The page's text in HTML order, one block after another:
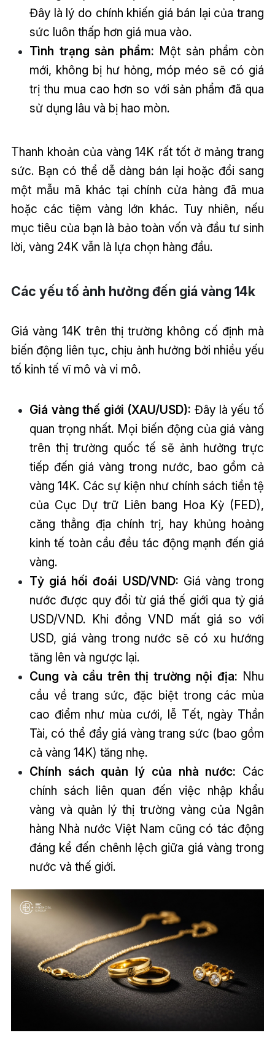
Đây là lý do chính khiến giá bán lại của trang
sức luôn thấp hơn giá mua vào.
Tình trạng sản phẩm: Một sản phẩm còn
mới, không bị hư hỏng, móp méo sẽ có giá
trị thu mua cao hơn so với sản phẩm đã qua
sử dụng lâu và bị hao mòn.
Thanh khoản của vàng 14K rất tốt ở mảng trang
sức. Bạn có thể dễ dàng bán lại hoặc đổi sang
một mẫu mã khác tại chính cửa hàng đã mua
hoặc các tiệm vàng lớn khác. Tuy nhiên, nếu
mục tiêu của bạn là bảo toàn vốn và đầu tư sinh
lời, vàng 24K vẫn là lựa chọn hàng đầu.
Các yếu tố ảnh hưởng đến giá vàng 14k
Giá vàng 14K trên thị trường không cố định mà
biến động liên tục, chịu ảnh hưởng bởi nhiều yếu
tố kinh tế vĩ mô và vi mô.
Giá vàng thế giới (XAU/USD): Đây là yếu tố
quan trọng nhất. Mọi biến động của giá vàng
trên thị trường quốc tế sẽ ảnh hưởng trực
tiếp đến giá vàng trong nước, bao gồm cả
vàng 14K. Các sự kiện như chính sách tiền tệ
của Cục Dự trữ Liên bang Hoa Kỳ (FED),
căng thẳng địa chính trị, hay khủng hoảng
kinh tế toàn cầu đều tác động mạnh đến giá
vàng.
Tỷ giá hối đoái USD/VND: Giá vàng trong
nước được quy đổi từ giá thế giới qua tỷ giá
USD/VND. Khi đồng VND mất giá so với
USD, giá vàng trong nước sẽ có xu hướng
tăng lên và ngược lại.
Cung và cầu trên thị trường nội địa: Nhu
cầu về trang sức, đặc biệt trong các mùa
cao điểm như mùa cưới, lễ Tết, ngày Thần
Tài, có thể đẩy giá vàng trang sức (bao gồm
cả vàng 14K) tăng nhẹ.
Chính sách quản lý của nhà nước: Các
chính sách liên quan đến việc nhập khẩu
vàng và quản lý thị trường vàng của Ngân
hàng Nhà nước Việt Nam cũng có tác động
đáng kể đến chênh lệch giữa giá vàng trong
nước và thế giới.